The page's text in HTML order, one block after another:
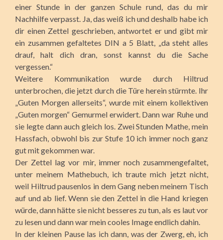
einer Stunde in der ganzen Schule rund, das du mir
Nachhilfe verpasst. Ja, das weiß ich und deshalb habe ich
dir einen Zettel geschrieben, antwortet er und gibt mir
ein zusammen gefaltetes DIN a 5 Blatt, „da steht alles
drauf, halt dich dran, sonst kannst du die Sache
vergessen.“
Weitere Kommunikation wurde durch Hiltrud
unterbrochen, die jetzt durch die Türe herein stürmte. Ihr
„Guten Morgen allerseits“, wurde mit einem kollektiven
„Guten morgen“ Gemurmel erwidert. Dann war Ruhe und
sie legte dann auch gleich los. Zwei Stunden Mathe, mein
Hassfach, obwohl bis zur Stufe 10 ich immer noch ganz
gut mit gekommen war.
Der Zettel lag vor mir, immer noch zusammengefaltet,
unter meinem Mathebuch, ich traute mich jetzt nicht,
weil Hiltrud pausenlos in dem Gang neben meinem Tisch
auf und ab lief. Wenn sie den Zettel in die Hand kriegen
würde, dann hätte sie nicht besseres zu tun, als es laut vor
zu lesen und dann war mein cooles Image endlich dahin.
In der kleinen Pause las ich dann, was der Zwerg, eh, ich